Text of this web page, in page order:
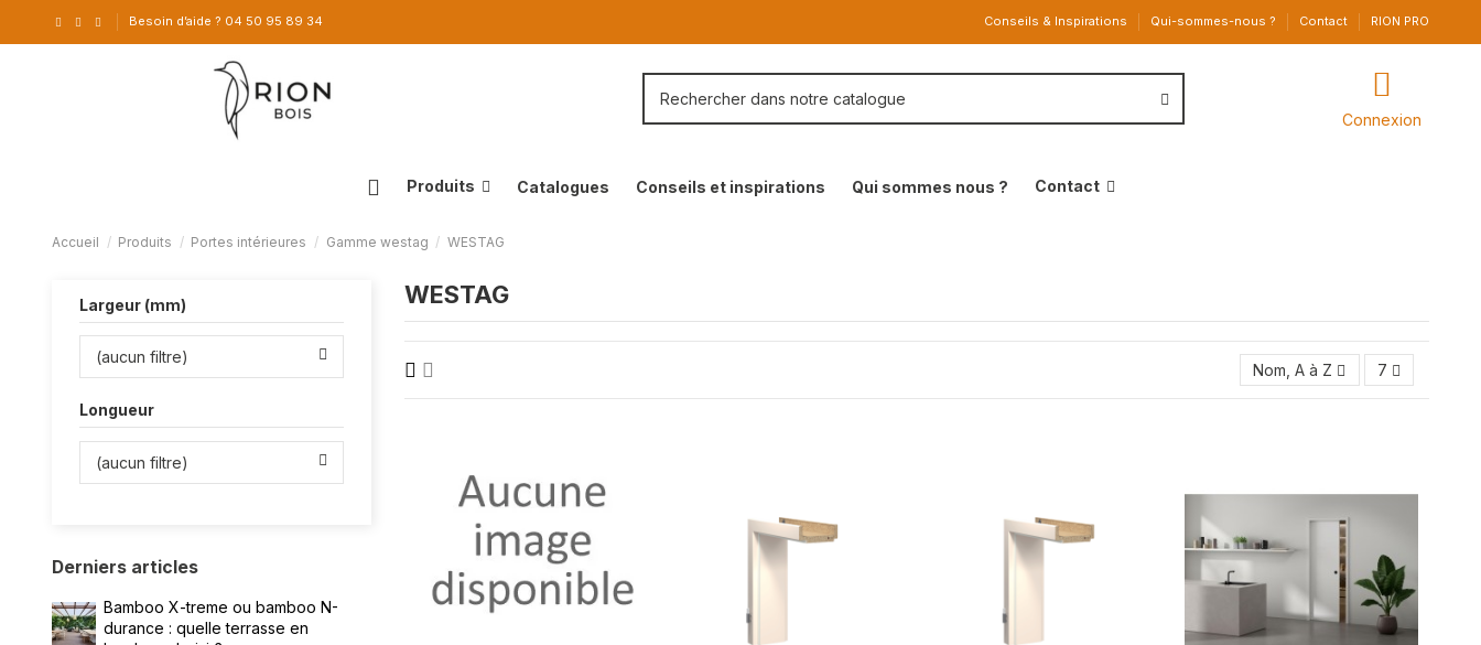
Besoin d’aide ? 04 50 95 89 34 Conseils & Inspirations Qui-sommes-nous ? Contact RION PRO
Connexion
Produits Catalogues Conseils et inspirations Qui sommes nous ? Contact
Accueil Produits Portes intérieures Gamme westag WESTAG
WESTAG
Nom, A à Z 7
Largeur (mm)
(aucun filtre)
Longueur
(aucun filtre)
Derniers articles
Bamboo X-treme ou bamboo N-
durance : quelle terrasse en